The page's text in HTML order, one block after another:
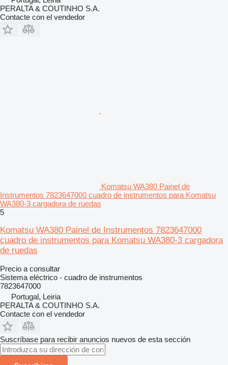
PERALTA & COUTINHO S.A.
Contacte con el vendedor
Komatsu WA380 Painel de
Instrumentos 7823647000 cuadro de instrumentos para Komatsu
WA380-3 cargadora de ruedas
5
Komatsu WA380 Painel de Instrumentos 7823647000
cuadro de instrumentos para Komatsu WA380-3 cargadora
de ruedas
Precio a consultar
Sistema eléctrico - cuadro de instrumentos
7823647000
Portugal, Leiria
PERALTA & COUTINHO S.A.
Contacte con el vendedor
Suscríbase para recibir anuncios nuevos de esta sección